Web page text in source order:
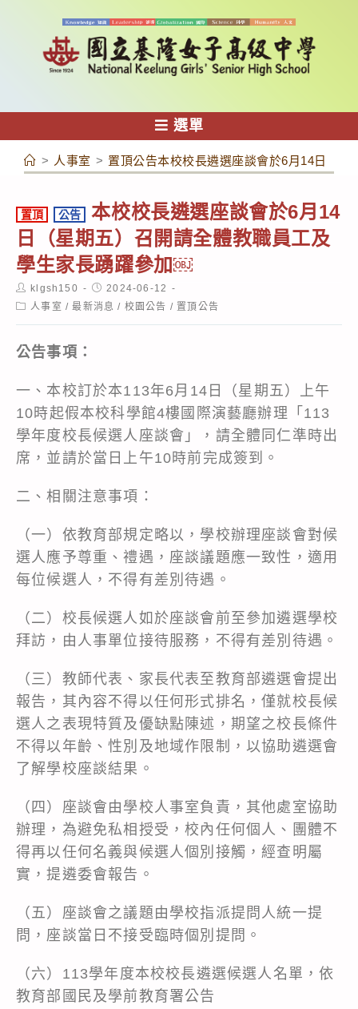
容
選單
> 人事室 > 置頂公告本校校長遴選座談會於6月14日（
置頂 公告
本校校長遴選座談會於6月14
日（星期五）召開請全體教職員工及
學生家長踴躍參加￼
Post
author:
klgsh150
Post
published:
2024-06-12
Post人事室 / 最新消息 / 校園公告 / 置頂公告
公告事項：
一、本校訂於本113年6月14日（星期五）上午
10時起假本校科學館4樓國際演藝廳辦理「113
學年度校長候選人座談會」，請全體同仁準時出
席，並請於當日上午10時前完成簽到。
二、相關注意事項：
（一）依教育部規定略以，學校辦理座談會對候
選人應予尊重、禮遇，座談議題應一致性，適用
每位候選人，不得有差別待遇。
（二）校長候選人如於座談會前至參加遴選學校
拜訪，由人事單位接待服務，不得有差別待遇。
（三）教師代表、家長代表至教育部遴選會提出
報告，其內容不得以任何形式排名，僅就校長候
選人之表現特質及優缺點陳述，期望之校長條件
不得以年齡、性別及地域作限制，以協助遴選會
了解學校座談結果。
（四）座談會由學校人事室負責，其他處室協助
辦理，為避免私相授受，校內任何個人、團體不
得再以任何名義與候選人個別接觸，經查明屬
實，提遴委會報告。
（五）座談會之議題由學校指派提問人統一提
問，座談當日不接受臨時個別提問。
（六）113學年度本校校長遴選候選人名單，依
教育部國民及學前教育署公告